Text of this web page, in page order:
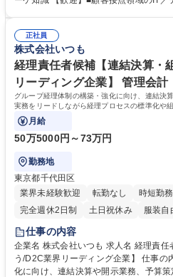
ロジェクト推進 ■アソシエイト育成、タ
有による成果最大化 募集職種 ECグロースプランナー[複数チャネル戦略×
実行リード/データドリブン成長支援]
体の理解および改善実行経験 ■メンバー
事業計画・売上計画の策定経験や複数部署を巻
学歴：大学院 大学 高専 短大 専修学校
正社員
株式会社いつも
経理責任者候補【連結決算・
リーディング企業】 管理会計
グループ経理体制の構築・強化に向け、連結決
実務をリードしながら経理プロセスの標準化や
者候補ポジションです。
月給
50万5000円～73万円
勤務地
東京都千代田区
業界未経験歓迎
転勤なし 時短勤
完全週休2日制
土日祝休み 服装自
仕事の内容
企業名 株式会社いつも 求人名 経理責任者候補【連結決算・組織構築を担
う/D2C業界リーディング企業】 仕事の内容 グループ経理体制の構築・強
化に向け、連結決算や開示業務、予算